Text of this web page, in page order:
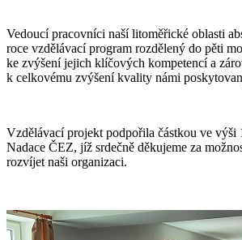
Vedoucí pracovníci naší litoměřické oblasti
roce vzdělávací program rozdělený do pěti
ke zvýšení jejich klíčových kompetencí a
k celkovému zvýšení kvality námi
Vzdělávací projekt podpořila částkou ve výši
Nadace ČEZ, jíž srdečně děkujeme za
rozvíjet naši organizaci.